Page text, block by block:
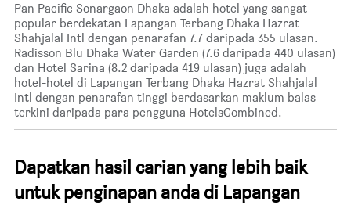
Pan Pacific Sonargaon Dhaka adalah hotel yang sangat
popular berdekatan Lapangan Terbang Dhaka Hazrat
Shahjalal Intl dengan penarafan 7.7 daripada 355 ulasan.
Radisson Blu Dhaka Water Garden (7.6 daripada 440 ulasan)
dan Hotel Sarina (8.2 daripada 419 ulasan) juga adalah
hotel-hotel di Lapangan Terbang Dhaka Hazrat Shahjalal
Intl dengan penarafan tinggi berdasarkan maklum balas
terkini daripada para pengguna HotelsCombined.
Dapatkan hasil carian yang lebih baik
untuk penginapan anda di Lapangan